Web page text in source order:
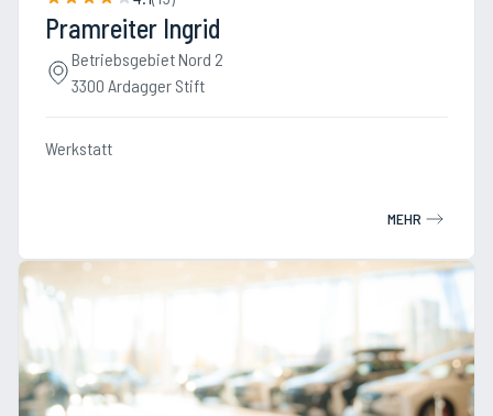
Pramreiter Ingrid
Betriebsgebiet Nord 2
3300 Ardagger Stift
Werkstatt
MEHR